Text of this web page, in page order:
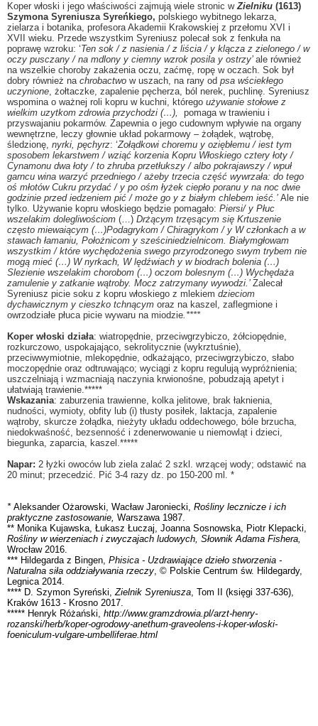
Koper włoski i jego właściwości zajmują wiele stronic w Zielniku (1613)
Szymona Syreniusza Syreńkiego, polskiego wybitnego lekarza,
zielarza i botanika, profesora Akademii Krakowskiej z przełomu XVI i
XVII wieku. Przede wszystkim Syreniusz polecał sok z fenkuła na
poprawę wzroku: ‘Ten sok / z nasienia / z liścia / y klącza z zielonego / w
oczy pusczany / na mdlony y ciemny wzrok posila y ostrzy’ ale również
na wszelkie choroby zakażenia oczu, zaćmę, ropę w oczach. Sok był
dobry również na chrobactwo w uszach, na rany od psa wściekłego
uczynione, żołtaczke, zapalenie pęcherza, ból nerek, puchlinę. Syreniusz
wspomina o ważnej roli kopru w kuchni, którego używanie stołowe z
wielkim uzytkom zdrowia przychodzi (…), pomaga w trawieniu i
przyswajaniu pokarmów. Zapewnia o jego cudownym wpływie na organy
wewnętrzne, leczy głownie układ pokarmowy – żołądek, wątrobę,
śledzionę, nyrki, pęchyrz: ‘Zołądkowi choremu y oziębłemu / iest tym
sposobem lekarstwem / wziąć korzenia Kopru Włoskiego cztery łoty /
Cynamonu dwa łoty / to zhruba przetłukszy / albo pokrajawszy / wpuł
garncu wina warzyć przedniego / ażeby trzecia część wywrzała: do tego
oś młotów Cukru przydać / y po ośm łyżek ciepło poranu y na noc dwie
godzinie przed iedzeniem pić / może go y z białym chlebem ieść.’ Ale nie
tylko. Używanie kopru włoskiego będzie pomagało: Piersi/ y Płuc
wszelakim dolegliwościom (…) Drżącym trzęsącym się Krtuszenie
często miewaiącym (…)Podagrykom / Chiragrykom / y W członkach a w
stawach łamaniu, Położnicom y sześciniedzielnicom. Białymgłowam
wszystkim / które wychędożenia swego przyrodzonego swym trybem nie
mogą mieć (…) W nyrkach, W lędźwiach y w biodrach bolenia (…)
Slezienie wszelakim chorobom (…) oczom bolesnym (…) Wychędaża
zamulenie y zatkanie wątroby. Mocz zatrzymany wywodzi.’ Zalecał
Syreniusz picie soku z kopru włoskiego z mlekiem dzieciom
dychawicznym y cieszko tchnącym oraz na kaszel, zaflegmione i
owrzodziałe płuca picie wywaru na miodzie.****
Koper włoski działa: wiatropędnie, przeciwgrzybiczo, żółciopędnie,
rozkurczowo, uspokajająco, sekrolitycznie (wykrztuśnie),
przeciwwymiotnie, mlekopędnie, odkażająco, przeciwgrzybiczo, słabo
moczopędnie oraz odtruwająco; wyciągi z kopru regulują wypróżnienia;
uszczelniają i wzmacniają naczynia krwionośne, pobudzają apetyt i
ułatwiają trawienie.*****
Wskazania: zaburzenia trawienne, kolka jelitowe, brak łaknienia,
nudności, wymioty, obfity lub (i) tłusty posiłek, laktacja, zapalenie
wątroby, skurcze żołądka, nieżyty układu oddechowego, bóle brzucha,
niedokwaśność, bezsenność i zdenerwowanie u niemowląt i dzieci,
biegunka, zaparcia, kaszel.*****
Napar: 2 łyżki owoców lub ziela zalać 2 szkl. wrzącej wody; odstawić na
20 minut; przecedzić. Pić 3-4 razy dz. po 150-200 ml. *
* Aleksander Ożarowski, Wacław Jaroniecki, Rośliny lecznicze i ich
praktyczne zastosowanie, Warszawa 1987.
** Monika Kujawska, Łukasz Łuczaj, Joanna Sosnowska, Piotr Klepacki,
Rośliny w wierzeniach i zwyczajach ludowych, Słownik Adama Fishera,
Wrocław 2016.
*** Hildegarda z Bingen, Phisica - Uzdrawiające dzieło stworzenia -
Naturalna siła oddziaływania rzeczy, © Polskie Centrum św. Hildegardy,
Legnica 2014.
**** D. Szymon Syreński,Zielnik Syreniusza, Tom II (księgi 337-636),
Kraków 1613 - Krosno 2017.
***** Henryk Różański, http://www.gramzdrowia.pl/arzt-henry-
rozanski/herb/koper-ogrodowy-anethum-graveolens-i-koper-wloski-
foeniculum-vulgare-umbelliferae.html